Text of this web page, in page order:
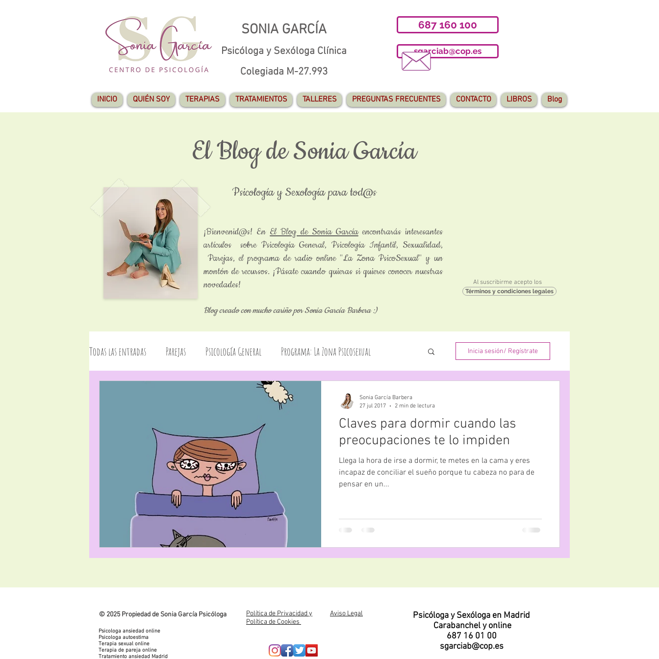
SONIA GARCÍA
Psicóloga y Sexóloga Clínica
Colegiada M-27.993
687 160 100
sgarciab@cop.es
INICIO QUIÉN SOY TERAPIAS TRATAMIENTOS TALLERES PREGUNTAS FRECUENTES CONTACTO LIBROS Blog
El Blog de Sonia García
Psicología y Sexología para tod@s
¡Bienvenid@s! En El Blog de Sonia Garcíaencontrarás interesantes
artículos sobre Psicología General, Psicología Infantil, Sexualidad,
Parejas, el programa de radio online "La Zona PsicoSexual" y un
montón de recursos. ¡Pásate cuando quieras si quieres conocer nuestras
novedades!
Blog creado con mucho cariño por Sonia García Barbera :)
Al suscribirme acepto los
Términos y condiciones legales
Todas las entradas Parejas Psicología General Programa: La Zona Psicosexual
Cuentos infantiles Sección: La Pregunta Curiosa
Talleres Psicología Infantil Servicios terapéuticos
YouTube
Inicia sesión/ Regístrate
Claves para dormir cuando las
preocupaciones te lo impiden
Llega la hora de irse a dormir, te metes en la cama y eres
incapaz de conciliar el sueño porque tu cabeza no para de
pensar en un...
Sonia García Barbera
27 jul 2017
2 min de lectura
© 2025 Propiedad de Sonia García Psicóloga
Política de Privacidad y
Política de Cookies
Aviso Legal
Psicóloga y Sexóloga en Madrid
Carabanchel y online
687 16 01 00
sgarciab@cop.es
Psicologa ansiedad online
Psicologa autoestima
Terapia sexual online
Terapia de pareja online
Tratamiento ansiedad Madrid